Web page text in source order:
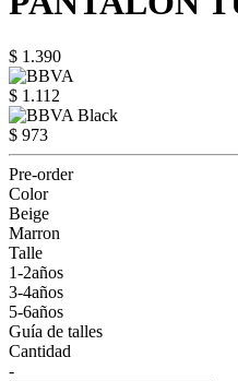
$ 1.390
$ 1.112
$ 973
Pre-order
Color
Beige
Marron
Talle
1-2años
3-4años
5-6años
Guía de talles
Cantidad
-